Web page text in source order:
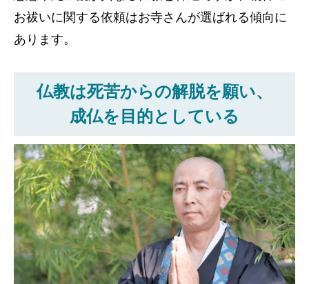
お祓いに関する依頼はお寺さんが選ばれる傾向に
あります。
仏教は死苦からの解脱を願い、
成仏を目的としている